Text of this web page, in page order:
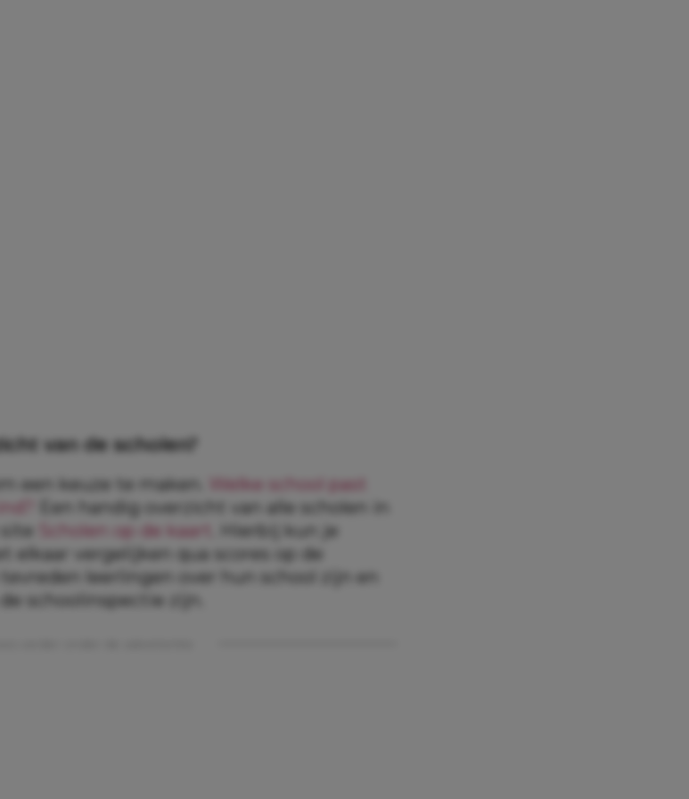
van de scholen?
een keuze te maken.
Welke school past
Een handig overzicht van alle scholen in
Scholen op de kaart
. Hierbij kun je
elkaar vergelijken qua scores op de
leerlingen over hun school zijn en
schoolinspectie zijn.